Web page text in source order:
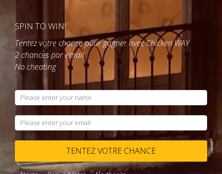
Contactez nous
04 56 85 45 42​
SPIN TO WIN!
Tentez votre chance pour gagner avec Chicken WAY
2 chances par email
No cheating
TENTEZ VOTRE CHANCE